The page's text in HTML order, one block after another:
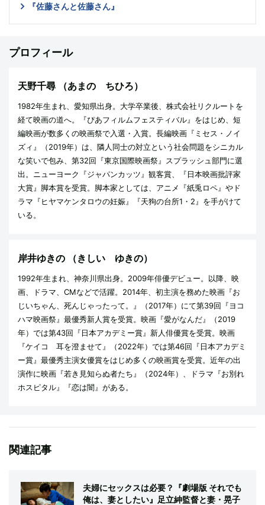
『佐藤さんと佐藤さん』
プロフィール
天野千尋 （あまの ちひろ）
1982年生まれ、愛知県出身。大学卒業後、株式会社リクルートを
経て映画の道へ。『ぴあフィルムフェスティバル』をはじめ、短
編映画が数多くの映画祭で入選・入賞。長編映画『ミセス・ノイ
ズィ』（2019年）は、隣人同士の対立という社会問題をシニカル
な笑いで包み、第32回『東京国際映画祭』スプラッシュ部門に選
出。ニューヨーク『ジャパンカッツ』観客賞、『日本映画批評家
大賞』脚本賞を受賞。脚本家としては、アニメ『紙兎ロペ』やド
ラマ『ヒヤマケンタロウの妊娠』『天狗の台所1・2』を手がけて
いる。
岸井ゆきの （きしい ゆきの）
1992年生まれ、神奈川県出身。2009年俳優デビュー。以降、映
画、ドラマ、CMなどで活躍。2014年、初主演を務めた映画『お
じいちゃん、死んじゃったって。』（2017年）にて第39回『ヨコ
ハマ映画祭』最優秀新人賞を受賞。映画『愛がなんだ』（2019
年）では第43回『日本アカデミー賞』新人俳優賞を受賞。映画
『ケイコ 耳を澄ませて』（2022年）では第46回『日本アカデミ
ー賞』最優秀主演女優賞をはじめ多くの映画賞を受賞。近年の出
演作に映画『若き見知らぬ者たち』（2024年）、ドラマ『お別れ
ホスピタル』『恋は闇』がある。
関連記事
夫婦にセックスは必要？『劇場版 それでも
俺は、妻としたい』足立紳監督と妻・晃子